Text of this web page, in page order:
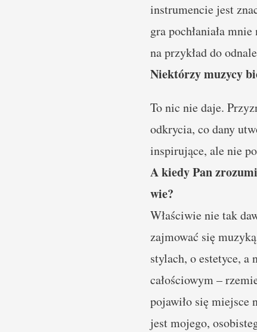
instrumencie jest
gra pochłaniała
na przykład do
Niektórzy muzycy
To nic nie daje.
odkrycia, co dany
inspirujące, ale nie
A kiedy Pan
wie?
Właściwie nie tak
zajmować się
stylach, o estetyce, a
całościowym –
pojawiło się miejsce
jest mojego,